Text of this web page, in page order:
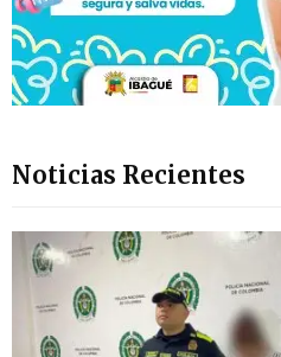
Noticias Recientes